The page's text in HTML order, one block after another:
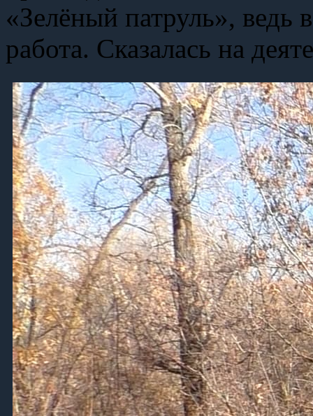
«Зелёный патруль», ведь
работа. Сказалась на